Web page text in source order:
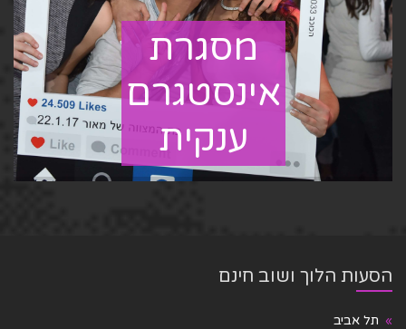
מסגרת
אינסטגרם
ענקית
הסעות הלוך ושוב חינם
תל אביב